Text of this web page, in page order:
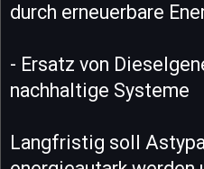
durch erneuerbare
- Ersatz von
nachhaltige Systeme
Langfristig soll